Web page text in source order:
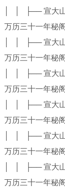
│ │ ├── 宣大山
万历三十一年秘
│ │ ├── 宣大山
万历三十一年秘
│ │ ├── 宣大山
万历三十一年秘
│ │ ├── 宣大山
万历三十一年秘
│ │ ├── 宣大山
万历三十一年秘
│ │ ├── 宣大山
万历三十一年秘